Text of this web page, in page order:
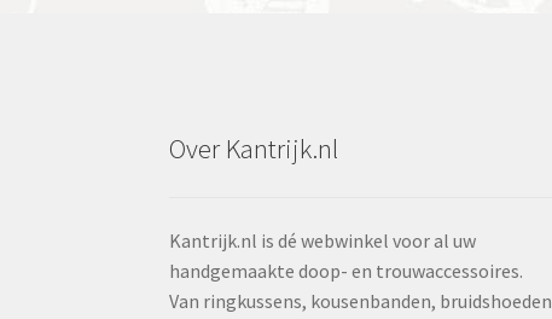
Over Kantrijk.nl
Kantrijk.nl is dé webwinkel voor al uw
handgemaakte doop- en trouwaccessoires.
Van ringkussens, kousenbanden, bruidshoeden